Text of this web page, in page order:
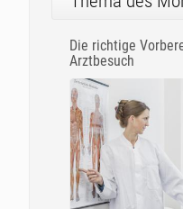
Die richtige
Arztbesuch